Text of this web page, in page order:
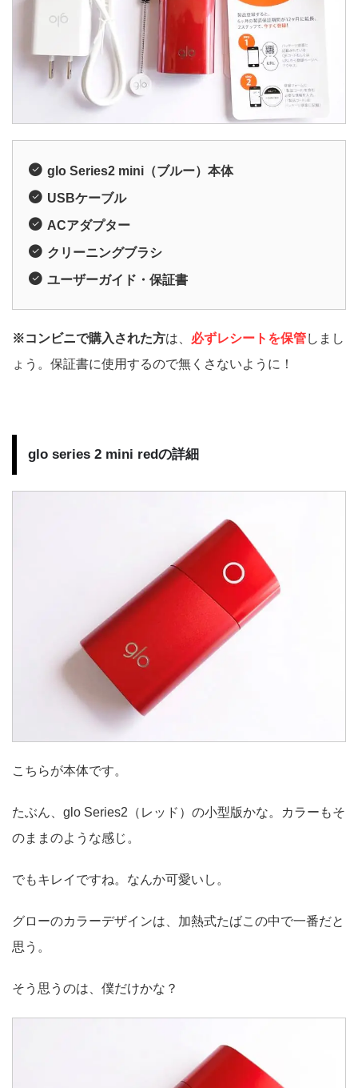
glo Series2 mini（ブルー）本体
USBケーブル
ACアダプター
クリーニングブラシ
ユーザーガイド・保証書
※コンビニで購入された方は、 必ずレシートを保管しまし
ょう。保証書に使用するので無くさないように！
glo series 2 mini redの詳細
こちらが本体です。
たぶん、glo Series2（レッド）の小型版かな。カラーもそ
のままのような感じ。
でもキレイですね。なんか可愛いし。
グローのカラーデザインは、加熱式たばこの中で一番だと
思う。
そう思うのは、僕だけかな？